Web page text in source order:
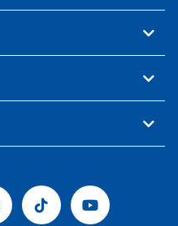
SnapchatTiktok Youtube